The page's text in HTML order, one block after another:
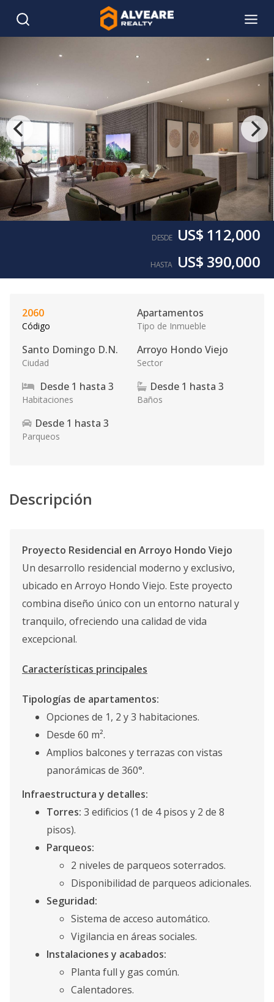
DESDE US$ 112,000
HASTA US$ 390,000
2060
Código
Apartamentos
Tipo de Inmueble
Santo Domingo D.N.
Ciudad
Arroyo Hondo Viejo
Sector
Desde 1 hasta 3
Habitaciones
Desde 1 hasta 3
Baños
Desde 1 hasta 3
Parqueos
Descripción
Proyecto Residencial en Arroyo Hondo Viejo
Un desarrollo residencial moderno y exclusivo,
ubicado en Arroyo Hondo Viejo. Este proyecto
combina diseño único con un entorno natural y
tranquilo, ofreciendo una calidad de vida
excepcional.
Características principales
Tipologías de apartamentos:
Opciones de 1, 2 y 3 habitaciones.
Desde 60 m².
Amplios balcones y terrazas con vistas
panorámicas de 360°.
Infraestructura y detalles:
Torres: 3 edificios (1 de 4 pisos y 2 de 8
pisos).
Parqueos:
2 niveles de parqueos soterrados.
Disponibilidad de parqueos adicionales.
Seguridad:
Sistema de acceso automático.
Vigilancia en áreas sociales.
Instalaciones y acabados:
Planta full y gas común.
Calentadores.